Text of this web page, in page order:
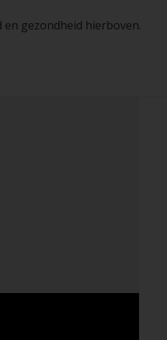
gezondheid hierboven.